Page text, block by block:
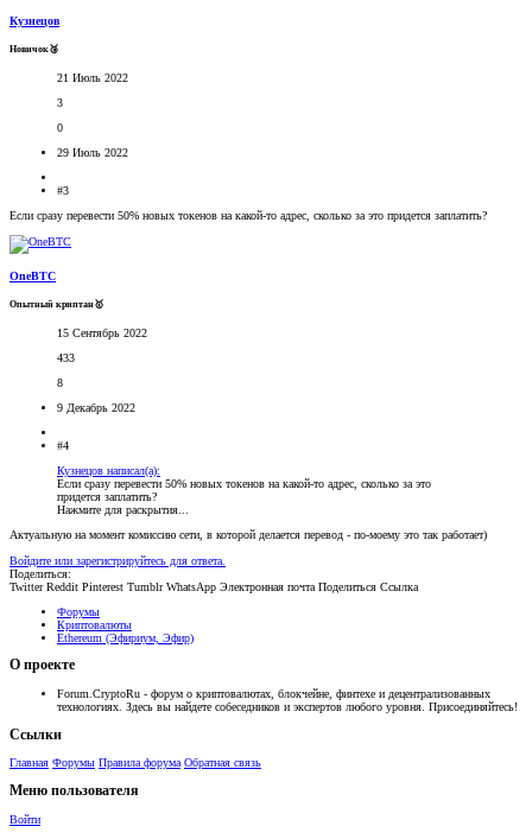
Кузнецов
Новичок🥉
21 Июль 2022
3
0
29 Июль 2022
#3
Если сразу перевести 50% новых токенов на какой-то адрес, сколько за это придется заплатить?
OneBTC
Опытный криптан🥇
15 Сентябрь 2022
433
8
9 Декабрь 2022
#4
Кузнецов написал(а):
Если сразу перевести 50% новых токенов на какой-то адрес, сколько за это
придется заплатить?
Нажмите для раскрытия...
Актуальную на момент комиссию сети, в которой делается перевод - по-моему это так работает)
Войдите или зарегистрируйтесь для ответа.
Поделиться:
Twitter Reddit Pinterest Tumblr WhatsApp Электронная почта Поделиться Ссылка
Форумы
Криптовалюты
Ethereum (Эфириум, Эфир)
О проекте
Forum.CryptoRu - форум о криптовалютах, блокчейне, финтехе и децентрализованных
технологиях. Здесь вы найдете собеседников и экспертов любого уровня. Присоединяйтесь!
Ссылки
Главная Форумы Правила форума Обратная связь
Меню пользователя
Войти